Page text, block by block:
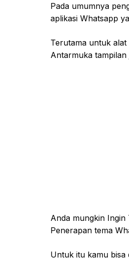
Pada umumnya
aplikasi Whatsapp
Terutama untuk
Antarmuka
Anda mungkin Ingin
Penerapan tema
Untuk itu kamu bisa